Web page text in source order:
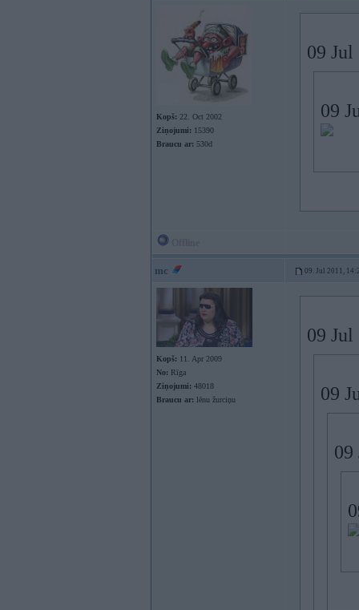
Kopš: 22. Oct 2002
Ziņojumi: 15390
Braucu ar: 530d
09
09
mc 09. Jul 2011,
Kopš: 11. Apr 2009
No: Rīga
Ziņojumi: 48018
Braucu ar: lēnu žurciņu
09
09
09